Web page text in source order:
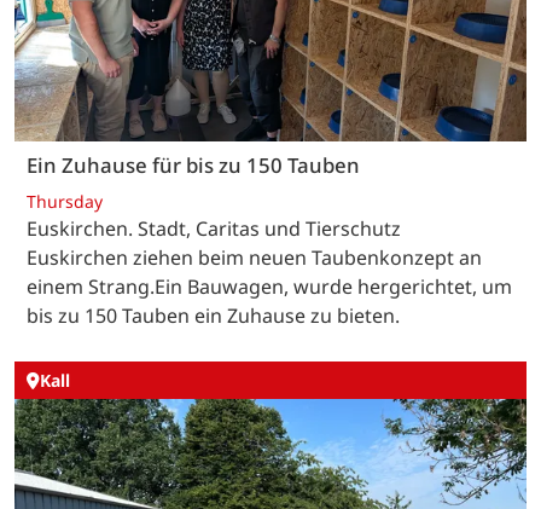
Ein Zuhause für bis zu 150 Tauben
Thursday
Euskirchen. Stadt, Caritas und Tierschutz
Euskirchen ziehen beim neuen Taubenkonzept an
einem Strang.Ein Bauwagen, wurde hergerichtet, um
bis zu 150 Tauben ein Zuhause zu bieten.
Kall